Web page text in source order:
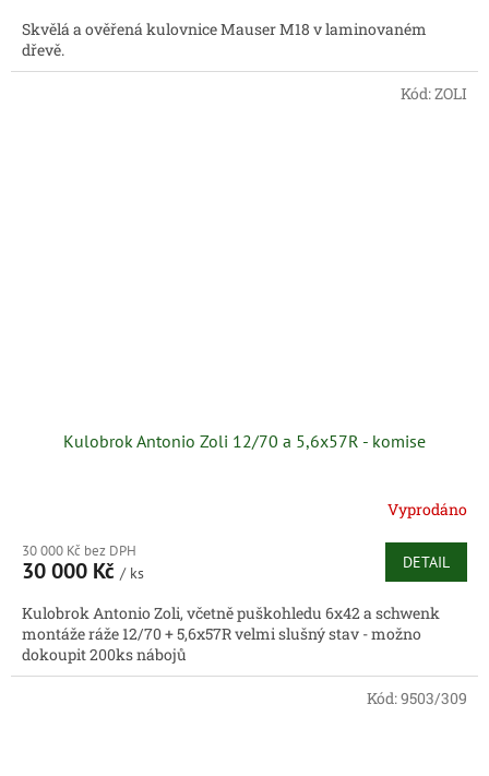
Skvělá a ověřená kulovnice Mauser M18 v laminovaném
dřevě.
Kulobrok Antonio Zoli 12/70 a 5,6x57R - komise
Vyprodáno
30 000 Kč bez DPH
30 000 Kč / ks
DETAIL
Kulobrok Antonio Zoli, včetně puškohledu 6x42 a schwenk
montáže ráže 12/70 + 5,6x57R velmi slušný stav - možno
dokoupit 200ks nábojů
Kód:ZOLI
Kód:9503/309